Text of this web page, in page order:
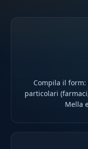
Compila il
particolari
Mella